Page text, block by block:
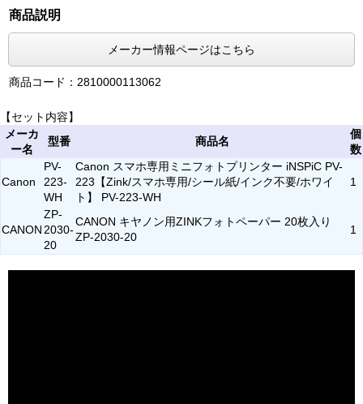
商品説明
メーカー情報ページはこちら
商品コード：2810000113062
【セット内容】
メーカ
ー名
型番 商品名
個
数
Canon
PV-
223-
WH
Canon スマホ専用ミニフォトプリンター iNSPiC PV-
223【Zink/スマホ専用/シール紙/インク不要/ホワイ
ト】 PV-223-WH
1
CANON
ZP-
2030-
20
CANON キヤノン用ZINKフォトペーパー 20枚入り
ZP-2030-20
1